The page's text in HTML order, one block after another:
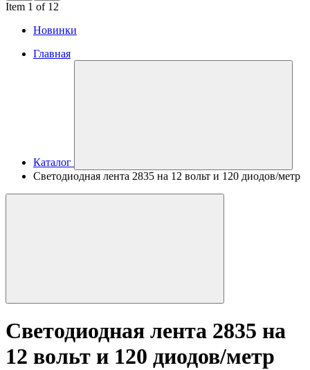
Item 1 of 12
Новинки
Главная
Каталог
Светодиодная лента 2835 на 12 вольт и 120 диодов/метр
Светодиодная лента 2835 на
12 вольт и 120 диодов/метр